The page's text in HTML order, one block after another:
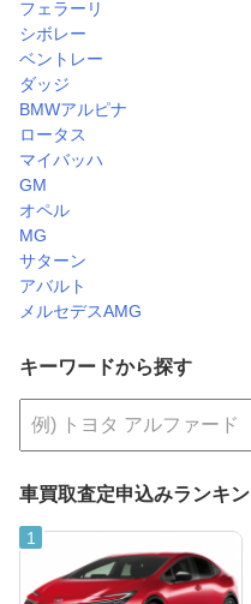
フェラーリ
シボレー
ベントレー
ダッジ
BMWアルピナ
ロータス
マイバッハ
GM
オペル
MG
サターン
アバルト
メルセデスAMG
キーワードから探す
車買取査定申込みランキ